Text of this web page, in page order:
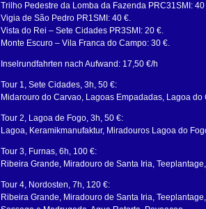
Trilho Pedestre da Lomba da Fazenda PRC31SMI: 40
Vigia de São Pedro PR1SMI: 40 €.
Vista do Rei – Sete Cidades PR3SMI: 20 €.
Monte Escuro – Vila Franca do Campo: 30 €.
Inselrundfahrten nach Aufwand: 17,50 €/h
Tour 1, Sete Cidades, 3h, 50 €:
Midarouro do Carvao, Lagoas Empadadas, Lagoa
Tour 2, Lagoa de Fogo, 3h, 50 €:
Lagoa, Keramikmanufaktur, Miradouros Lagoa do
Tour 3, Furnas, 6h, 100 €:
Ribeira Grande, Miradouro de Santa Iria,
Tour 4, Nordosten, 7h, 120 €:
Ribeira Grande, Miradouro de Santa Iria,